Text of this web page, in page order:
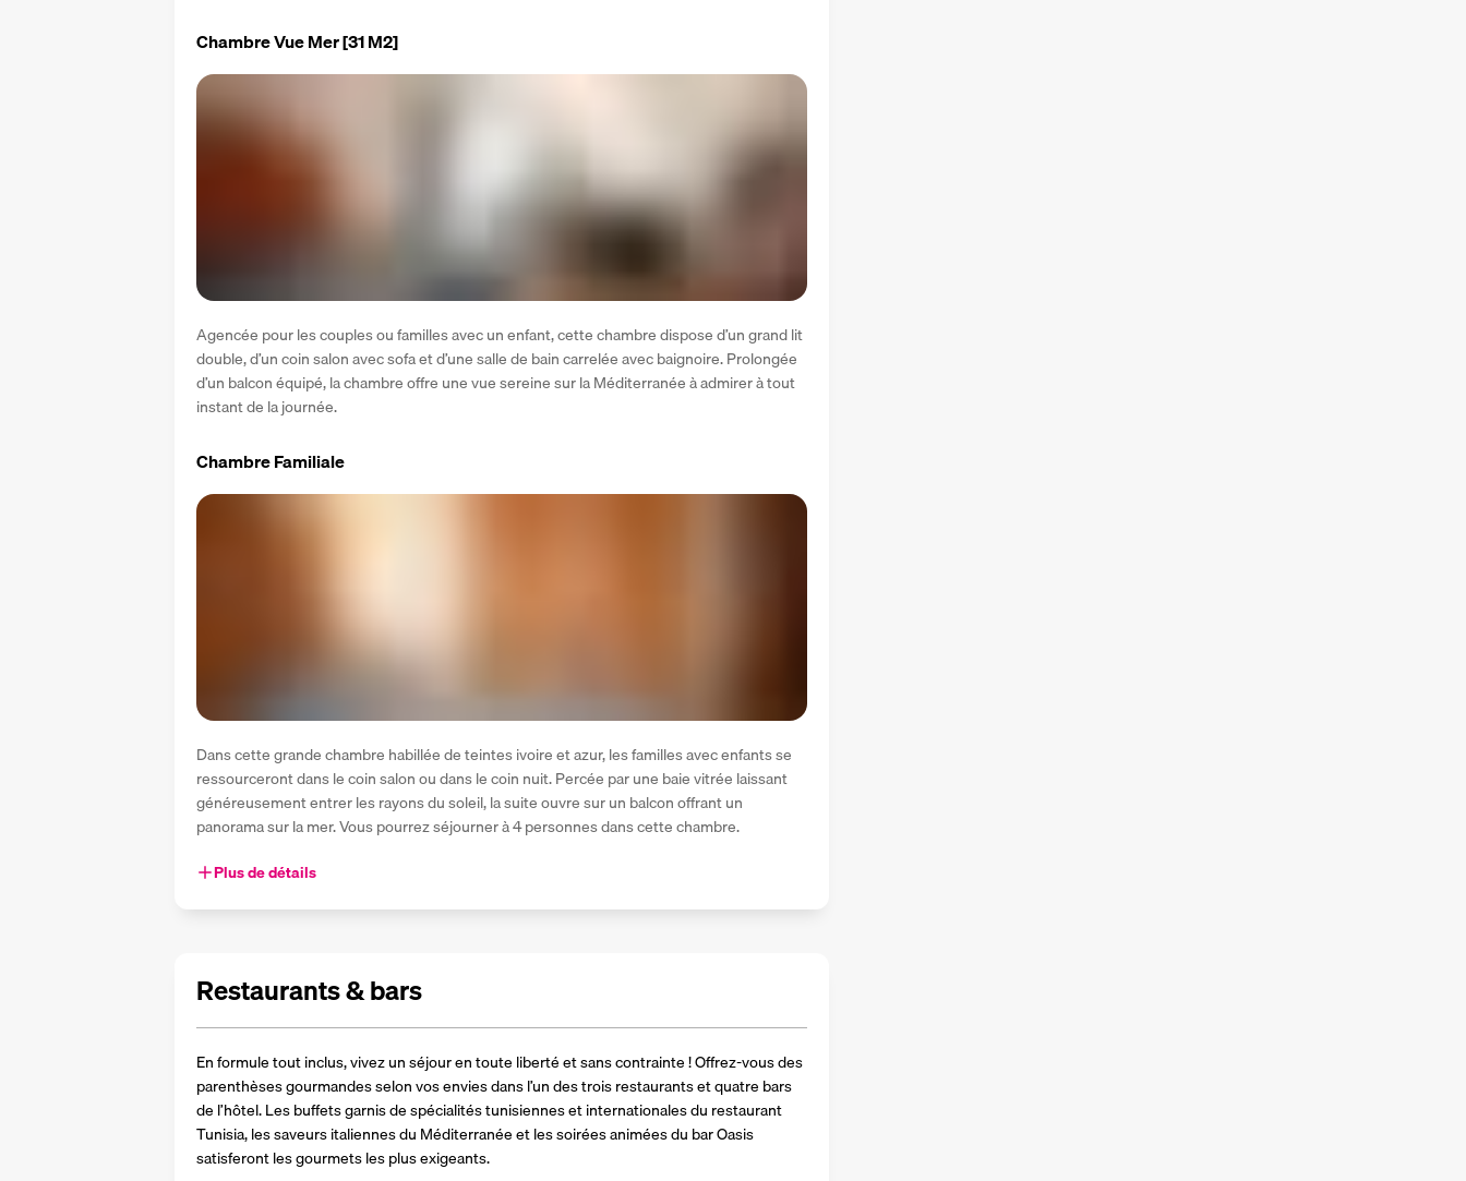
Chambre Vue Mer[31 M2]
Agencée pour les couples ou familles avec un enfant, cette chambre dispose d’un grand lit
double, d’un coin salon avec sofa et d’une salle de bain carrelée avec baignoire. Prolongée
d’un balcon équipé, la chambre offre une vue sereine sur la Méditerranée à admirer à tout
instant de la journée.
Chambre Familiale
Dans cette grande chambre habillée de teintes ivoire et azur, les familles avec enfants se
ressourceront dans le coin salon ou dans le coin nuit. Percée par une baie vitrée laissant
généreusement entrer les rayons du soleil, la suite ouvre sur un balcon offrant un
panorama sur la mer. Vous pourrez séjourner à 4 personnes dans cette chambre.
Plus de détails
Restaurants & bars
En formule tout inclus, vivez un séjour en toute liberté et sans contrainte ! Offrez-vous des
parenthèses gourmandes selon vos envies dans l’un des trois restaurants et quatre bars
de l’hôtel. Les buffets garnis de spécialités tunisiennes et internationales du restaurant
Tunisia, les saveurs italiennes du Méditerranée et les soirées animées du bar Oasis
satisferont les gourmets les plus exigeants.